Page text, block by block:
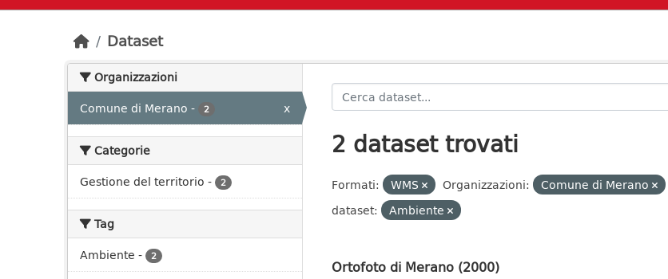
Dataset
Organizzazioni
Comune di Merano - 2 x
Categorie
Gestione del territorio - 2
Tag
Ambiente - 2
2 dataset trovati
Formati: WMS Organizzazioni: Comune di Merano
dataset:
Ambiente
Ortofoto di Merano (2000)